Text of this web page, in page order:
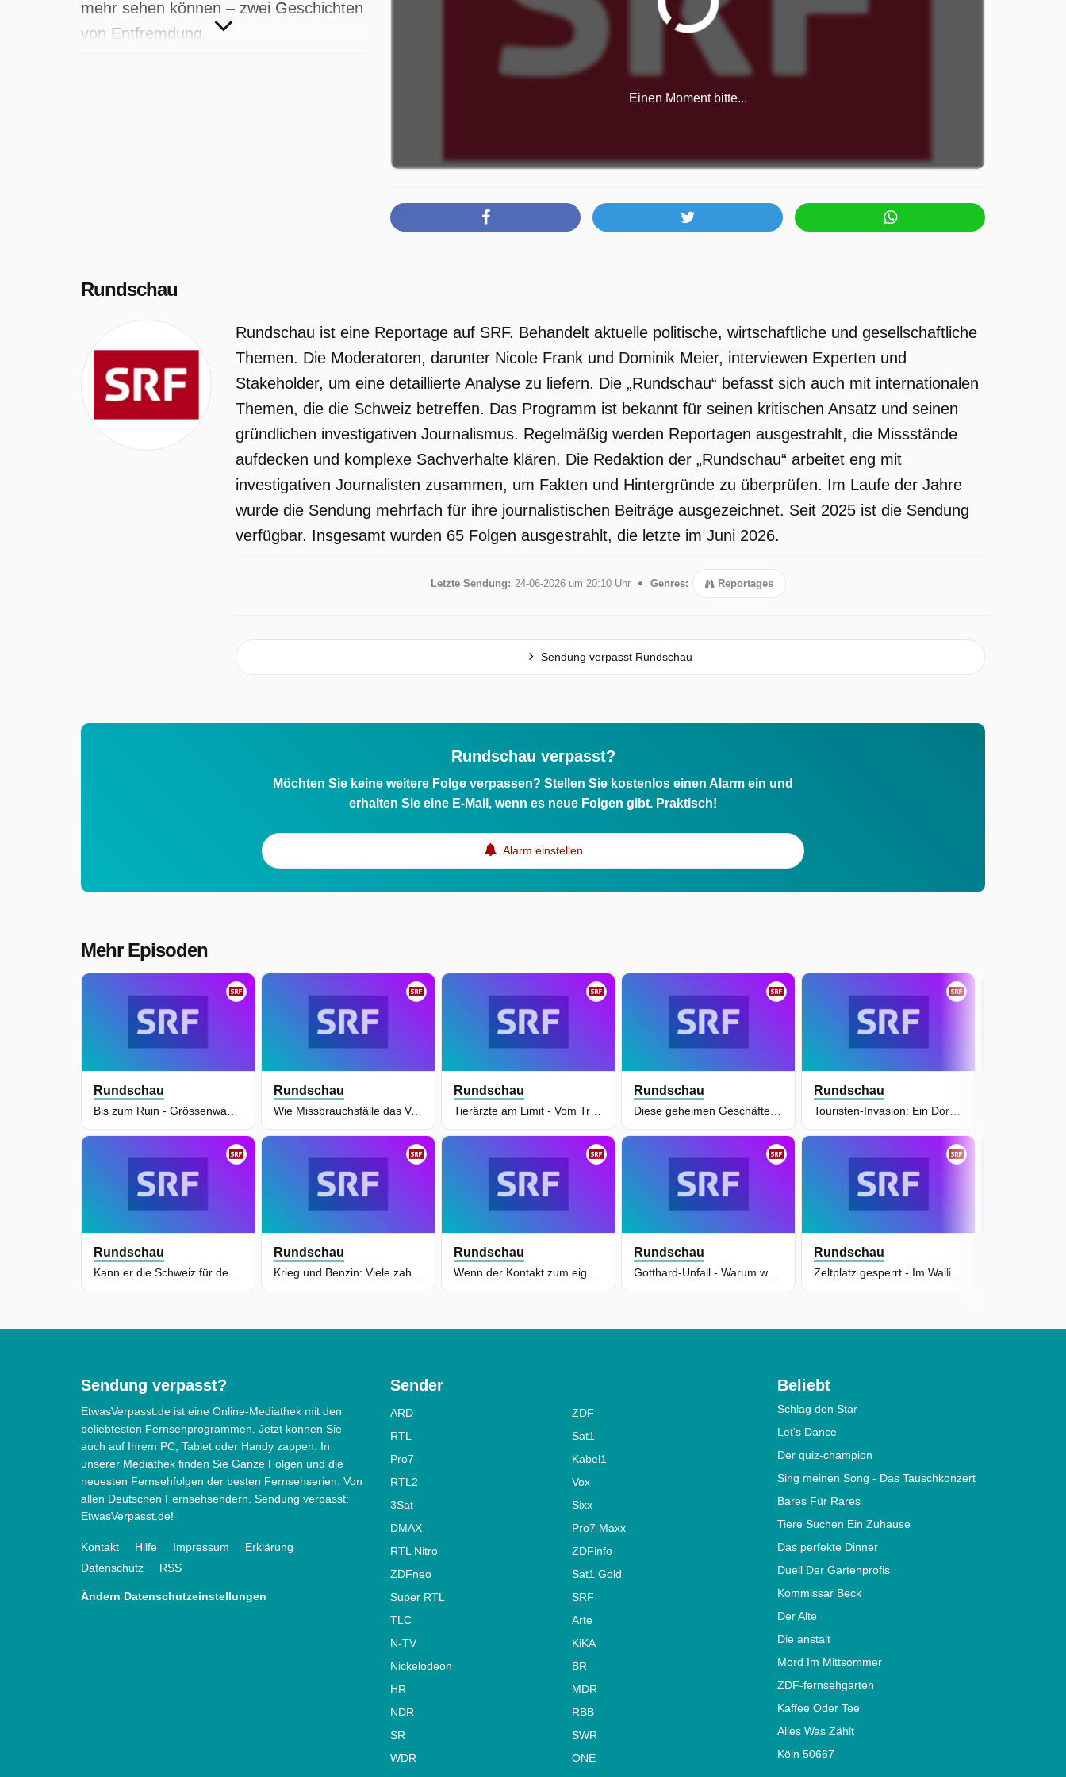
mehr sehen können – zwei Geschichten
von Entfremdung.
Einen Moment bitte...
Rundschau
Rundschau ist eine Reportage auf SRF. Behandelt aktuelle politische, wirtschaftliche und gesellschaftliche
Themen. Die Moderatoren, darunter Nicole Frank und Dominik Meier, interviewen Experten und
Stakeholder, um eine detaillierte Analyse zu liefern. Die „Rundschau“ befasst sich auch mit internationalen
Themen, die die Schweiz betreffen. Das Programm ist bekannt für seinen kritischen Ansatz und seinen
gründlichen investigativen Journalismus. Regelmäßig werden Reportagen ausgestrahlt, die Missstände
aufdecken und komplexe Sachverhalte klären. Die Redaktion der „Rundschau“ arbeitet eng mit
investigativen Journalisten zusammen, um Fakten und Hintergründe zu überprüfen. Im Laufe der Jahre
wurde die Sendung mehrfach für ihre journalistischen Beiträge ausgezeichnet. Seit 2025 ist die Sendung
verfügbar. Insgesamt wurden 65 Folgen ausgestrahlt, die letzte im Juni 2026.
Letzte Sendung: 24-06-2026 um 20:10 Uhr Genres: Reportages
Sendung verpasst Rundschau
Rundschau verpasst?
Möchten Sie keine weitere Folge verpassen? Stellen Sie kostenlos einen Alarm ein und
erhalten Sie eine E-Mail, wenn es neue Folgen gibt. Praktisch!
Alarm einstellen
Mehr Episoden
Rundschau Rundschau
Wie Missbrauchsfälle das Vertrauen in Kitas verändern
Rundschau Rundschau
Rundschau Rundschau
Rundschau Rundschau
Rundschau
Rundschau
Sendung verpasst?
EtwasVerpasst.de ist eine Online-Mediathek mit den
beliebtesten Fernsehprogrammen. Jetzt können Sie
auch auf Ihrem PC, Tablet oder Handy zappen. In
unserer Mediathek finden Sie Ganze Folgen und die
neuesten Fernsehfolgen der besten Fernsehserien. Von
allen Deutschen Fernsehsendern. Sendung verpasst:
EtwasVerpasst.de!
Kontakt Hilfe Impressum
Erklärung
Datenschutz
RSS
Ändern Datenschutzeinstellungen
Sender
ARD
ZDF
RTL
Sat1
Pro7
Kabel1
RTL2
Vox
3Sat
Sixx
DMAX
Pro7 Maxx
RTL Nitro
ZDFinfo
ZDFneo
Sat1 Gold
Super RTL
SRF
TLC
Arte
N-TV
KiKA
Nickelodeon
BR
HR
MDR
NDR
RBB
SR
SWR
WDR
ONE
Beliebt
Schlag den Star
Let's Dance
Der quiz-champion
Sing meinen Song - Das Tauschkonzert
Bares Für Rares
Tiere Suchen Ein Zuhause
Das perfekte Dinner
Duell Der Gartenprofis
Kommissar Beck
Der Alte
Die anstalt
Mord Im Mittsommer
ZDF-fernsehgarten
Kaffee Oder Tee
Alles Was Zählt
Köln 50667